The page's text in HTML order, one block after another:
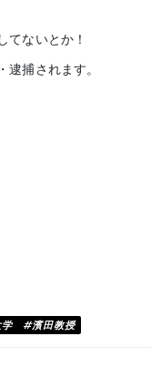
てないとか！
捕されます。
学 #濱田教授